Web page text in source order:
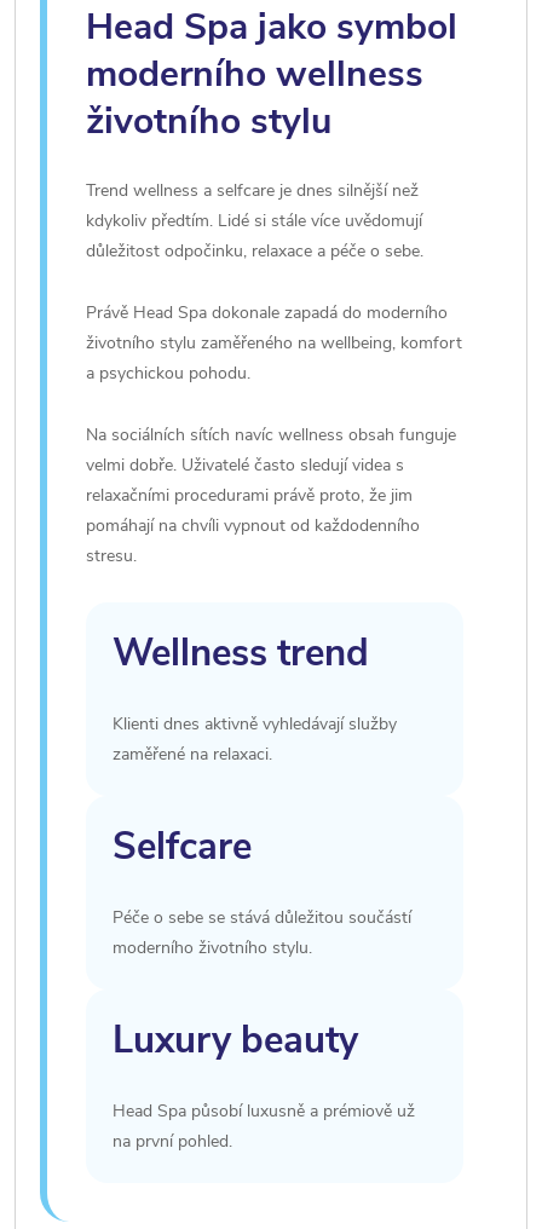
Head Spa jako symbol
moderního wellness
životního stylu
Trend wellness a selfcare je dnes silnější než
kdykoliv předtím. Lidé si stále více uvědomují
důležitost odpočinku, relaxace a péče o sebe.
Právě Head Spa dokonale zapadá do moderního
životního stylu zaměřeného na wellbeing, komfort
a psychickou pohodu.
Na sociálních sítích navíc wellness obsah funguje
velmi dobře. Uživatelé často sledují videa s
relaxačními procedurami právě proto, že jim
pomáhají na chvíli vypnout od každodenního
stresu.
Wellness trend
Klienti dnes aktivně vyhledávají služby
zaměřené na relaxaci.
Selfcare
Péče o sebe se stává důležitou součástí
moderního životního stylu.
Luxury beauty
Head Spa působí luxusně a prémiově už
na první pohled.